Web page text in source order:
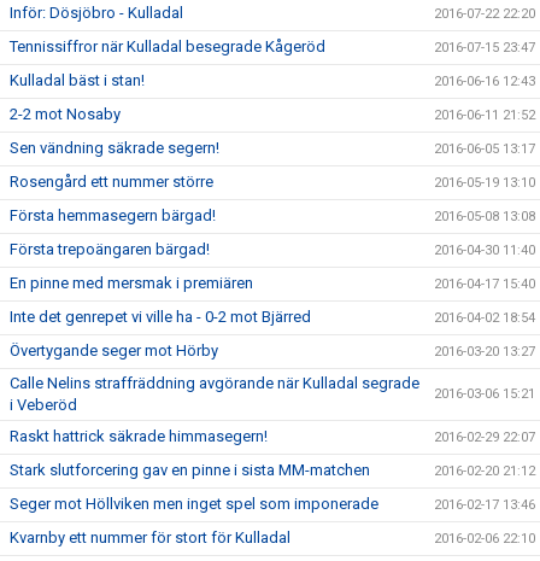
Inför: Dösjöbro - Kulladal 2016-07-22 22:20
Tennissiffror när Kulladal besegrade Kågeröd 2016-07-15 23:47
Kulladal bäst i stan! 2016-06-16 12:43
2-2 mot Nosaby 2016-06-11 21:52
Sen vändning säkrade segern! 2016-06-05 13:17
Rosengård ett nummer större 2016-05-19 13:10
Första hemmasegern bärgad! 2016-05-08 13:08
Första trepoängaren bärgad! 2016-04-30 11:40
En pinne med mersmak i premiären 2016-04-17 15:40
Inte det genrepet vi ville ha - 0-2 mot Bjärred 2016-04-02 18:54
Övertygande seger mot Hörby 2016-03-20 13:27
Calle Nelins straffräddning avgörande när Kulladal segrade
i Veberöd
2016-03-06 15:21
Raskt hattrick säkrade himmasegern! 2016-02-29 22:07
Stark slutforcering gav en pinne i sista MM-matchen 2016-02-20 21:12
Seger mot Höllviken men inget spel som imponerade 2016-02-17 13:46
Kvarnby ett nummer för stort för Kulladal 2016-02-06 22:10